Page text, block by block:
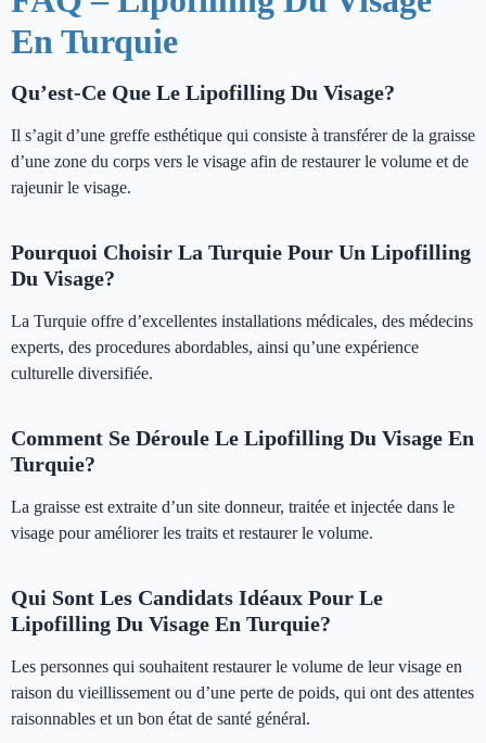
En Turquie
Qu’est-Ce Que Le Lipofilling Du Visage?
Il s’agit d’une greffe esthétique qui consiste à transférer de la graisse
d’une zone du corps vers le visage afin de restaurer le volume et de
rajeunir le visage.
Pourquoi Choisir La Turquie Pour Un Lipofilling
Du Visage?
La Turquie offre d’excellentes installations médicales, des médecins
experts, des procedures abordables, ainsi qu’une expérience
culturelle diversifiée.
Comment Se Déroule Le Lipofilling Du Visage En
Turquie?
La graisse est extraite d’un site donneur, traitée et injectée dans le
visage pour améliorer les traits et restaurer le volume.
Qui Sont Les Candidats Idéaux Pour Le
Lipofilling Du Visage En Turquie?
Les personnes qui souhaitent restaurer le volume de leur visage en
raison du vieillissement ou d’une perte de poids, qui ont des attentes
raisonnables et un bon état de santé général.